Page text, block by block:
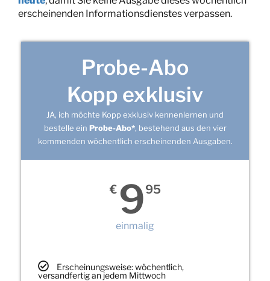
erscheinenden Informationsdienstes verpassen.
Probe-Abo
Kopp exklusiv
JA, ich möchte Kopp exklusiv kennenlernen und
bestelle ein Probe-Abo*, bestehend aus den vier
kommenden wöchentlich erscheinenden Ausgaben.
€ 995
einmalig
Erscheinungsweise: wöchentlich,
versandfertig an jedem Mittwoch